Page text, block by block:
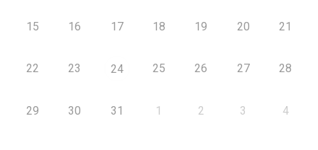
15 16 17 18 19 20 21
22 23 24 25 26 27 28
29 30 31 1 2 3 4